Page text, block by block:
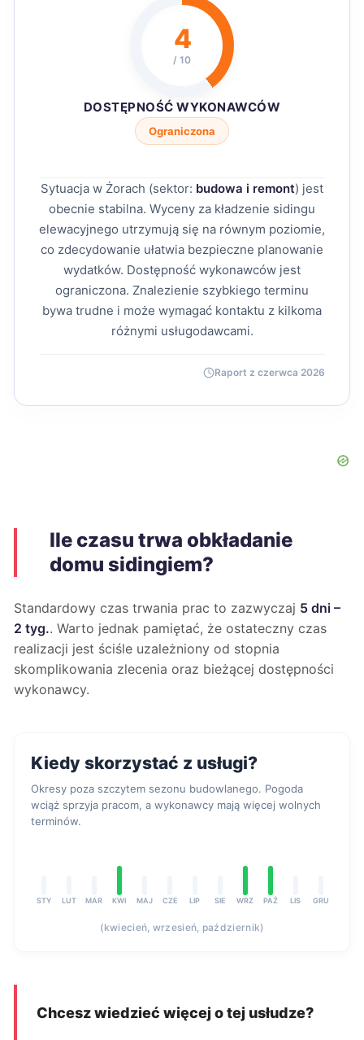
4
/ 10
DOSTĘPNOŚĆ WYKONAWCÓW
Ograniczona
Sytuacja w Żorach (sektor: budowa i remont) jest
obecnie stabilna. Wyceny za kładzenie sidingu
elewacyjnego utrzymują się na równym poziomie,
co zdecydowanie ułatwia bezpieczne planowanie
wydatków. Dostępność wykonawców jest
ograniczona. Znalezienie szybkiego terminu
bywa trudne i może wymagać kontaktu z kilkoma
różnymi usługodawcami.
Raport z czerwca 2026
Ile czasu trwa obkładanie
domu sidingiem?
Standardowy czas trwania prac to zazwyczaj 5 dni –
2 tyg.. Warto jednak pamiętać, że ostateczny czas
realizacji jest ściśle uzależniony od stopnia
skomplikowania zlecenia oraz bieżącej dostępności
wykonawcy.
Kiedy skorzystać z usługi?
Okresy poza szczytem sezonu budowlanego. Pogoda
wciąż sprzyja pracom, a wykonawcy mają więcej wolnych
terminów.
STY LUT MAR KWI MAJ CZE LIP SIE WRZ PAŹ LIS GRU
(kwiecień, wrzesień, październik)
Chcesz wiedzieć więcej o tej usłudze?